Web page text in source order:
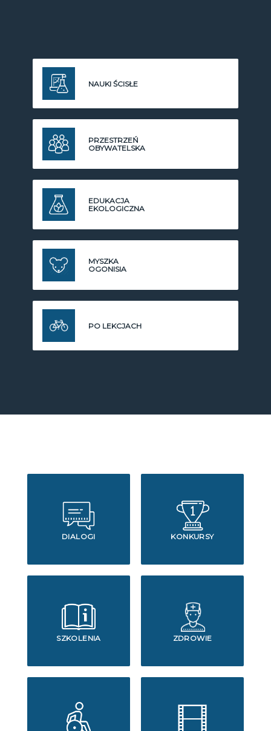
NAUKI ŚCISŁE
PRZESTRZEŃ
OBYWATELSKA
EDUKACJA
EKOLOGICZNA
MYSZKA
OGONISIA
PO LEKCJACH
DIALOGI KONKURSY
SZKOLENIA ZDROWIE